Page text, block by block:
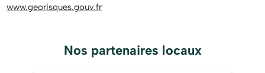
www.georisques.gouv.fr
Nos partenaires locaux